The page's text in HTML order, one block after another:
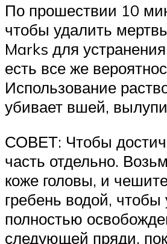
По прошествии 10
чтобы удалить
Marks для
есть все же
Использование
убивает вшей,
СОВЕТ: Чтобы
часть отдельно.
коже головы, и
гребень водой,
полностью
следующей пряди,